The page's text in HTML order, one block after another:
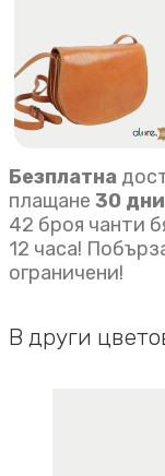
Безплатна
плащане 30 дни
42 броя чанти
12 часа!
ограничени!
В други